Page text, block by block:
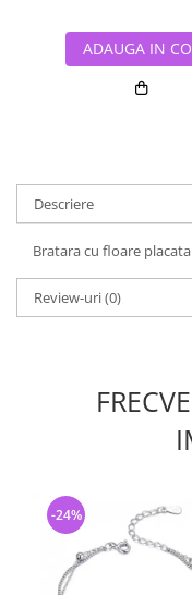
ADAUGA IN
Descriere
Bratara cu floare
Review-uri(0)
-24%